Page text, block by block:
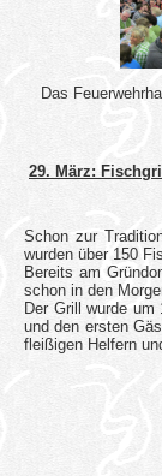
Das
29. März:
Schon zur
wurden über 150
Bereits am
schon in den
Der Grill wurde
und den ersten
fleißigen Helfern